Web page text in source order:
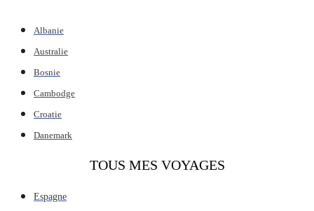
Albanie
Australie
Bosnie
Cambodge
Croatie
Danemark
TOUS MES VOYAGES
Espagne